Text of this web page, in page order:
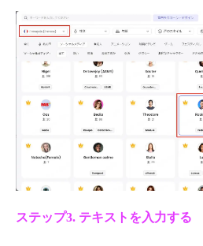
ステップ3. テキストを入力する